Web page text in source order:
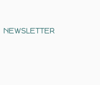
NEWSLETTER